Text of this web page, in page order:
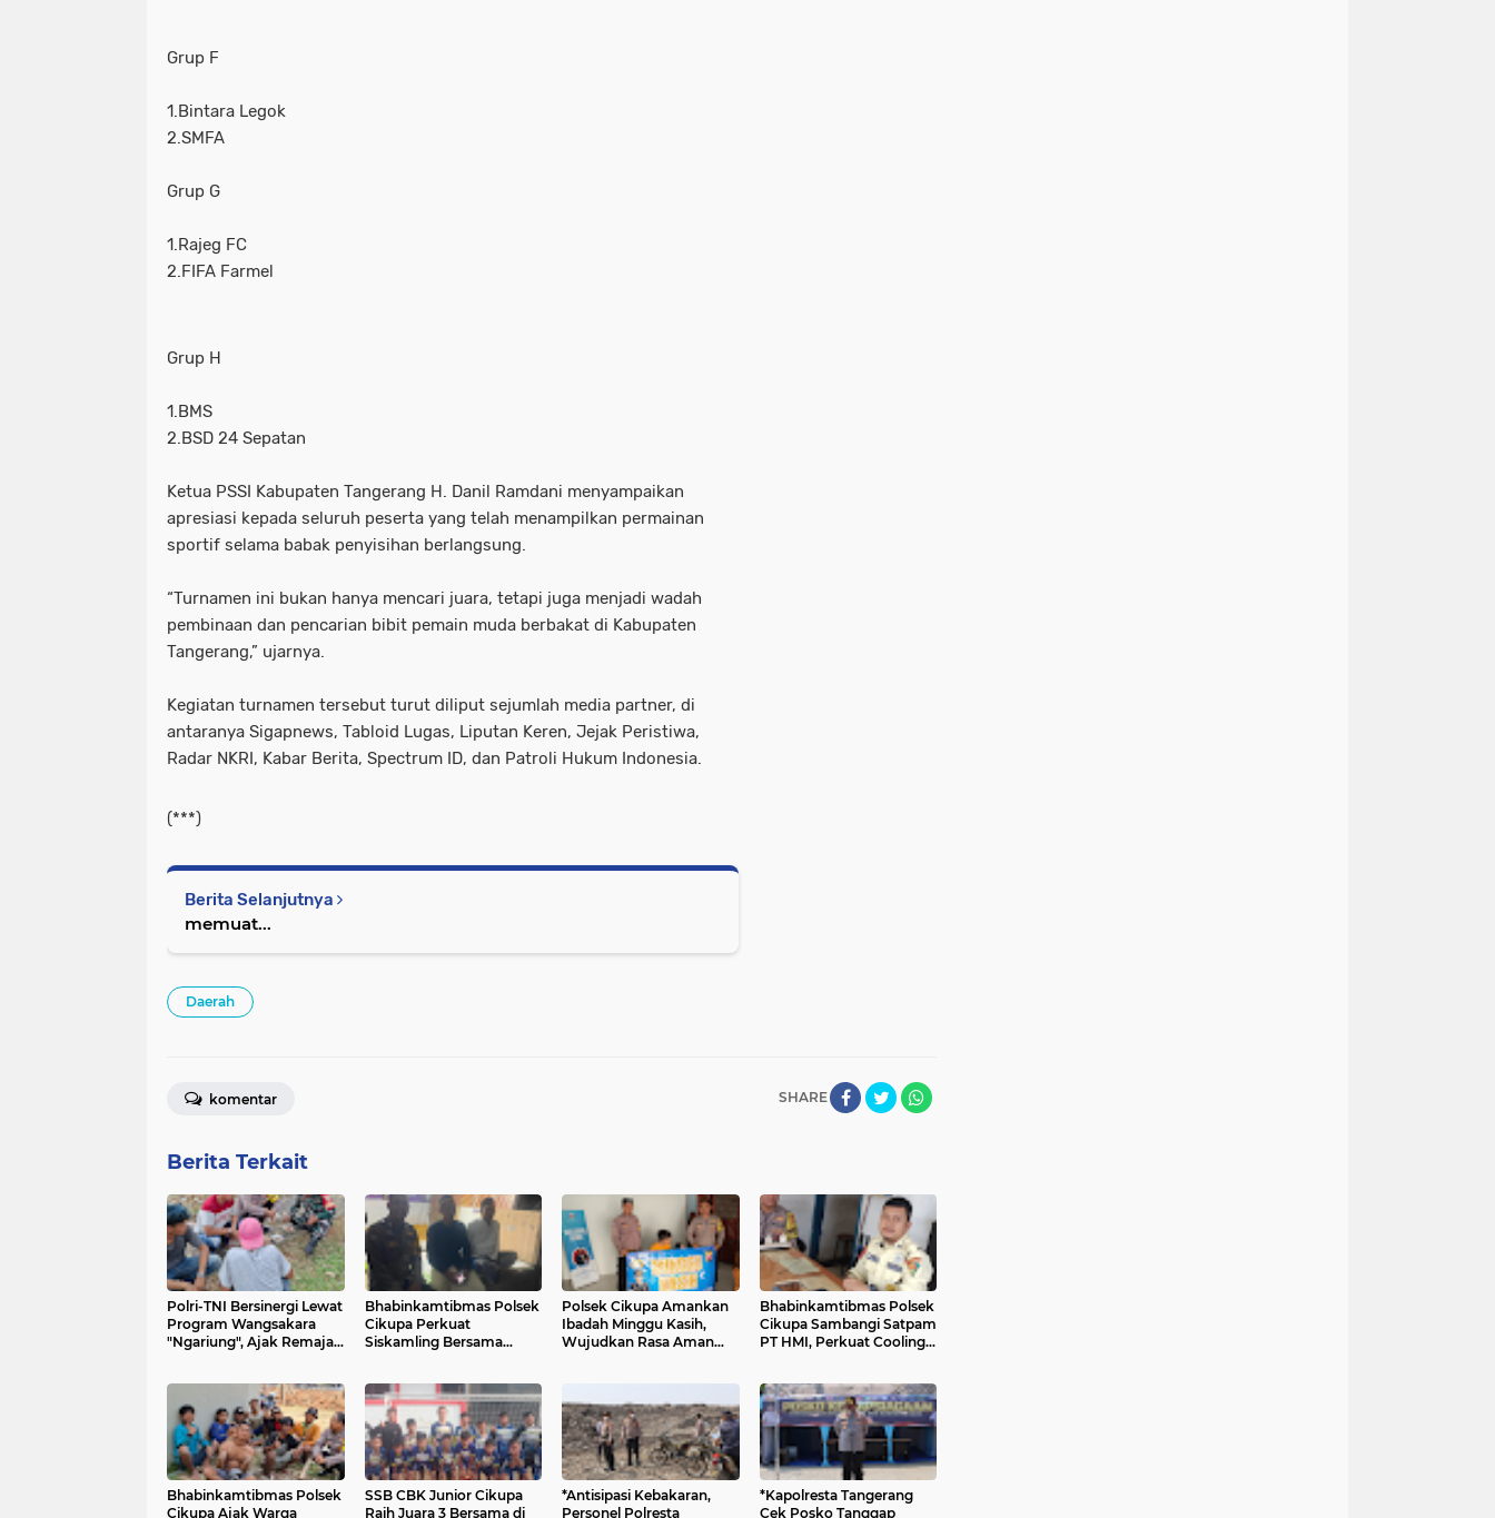
Grup F
1.Bintara Legok
2.SMFA
Grup G
1.Rajeg FC
2.FIFA Farmel
Grup H
1.BMS
2.BSD 24 Sepatan
Ketua PSSI Kabupaten Tangerang H. Danil Ramdani menyampaikan
apresiasi kepada seluruh peserta yang telah menampilkan permainan
sportif selama babak penyisihan berlangsung.
“Turnamen ini bukan hanya mencari juara, tetapi juga menjadi wadah
pembinaan dan pencarian bibit pemain muda berbakat di Kabupaten
Tangerang,” ujarnya.
Kegiatan turnamen tersebut turut diliput sejumlah media partner, di
antaranya Sigapnews, Tabloid Lugas, Liputan Keren, Jejak Peristiwa,
Radar NKRI, Kabar Berita, Spectrum ID, dan Patroli Hukum Indonesia.
(***)
Berita Selanjutnya
memuat...
Daerah
SHARE
komentar
Berita Terkait
Polri-TNI Bersinergi Lewat
Program Wangsakara
"Ngariung", Ajak Remaja
Bhabinkamtibmas Polsek
Cikupa Perkuat
Siskamling Bersama
Polsek Cikupa Amankan
Ibadah Minggu Kasih,
Wujudkan Rasa Aman
Bhabinkamtibmas Polsek
Cikupa Sambangi Satpam
PT HMI, Perkuat Cooling
Bhabinkamtibmas Polsek
Cikupa Ajak Warga
SSB CBK Junior Cikupa
Raih Juara 3 Bersama di
*Antisipasi Kebakaran,
Personel Polresta
*Kapolresta Tangerang
Cek Posko Tanggap